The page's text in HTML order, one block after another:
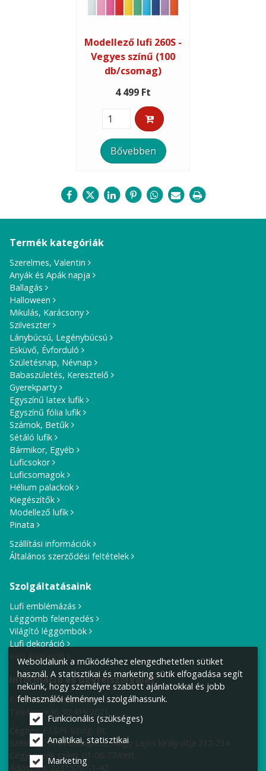
Modellező lufi 260S -
Vegyes színű (100
db/csomag)
4 499 Ft
Bővebben
Termék kategóriák
Szerelmes, Valentin
Anyák és Apák napja
Ballagás
Halloween
Mikulás, Karácsony
Szilveszter
Lánybúcsú, Legénybúcsú
Esküvő, Évforduló
Születésnap, Névnap
Babaszületés, Keresztelő
Gyerekparty
Egyszínű latex lufik
Egyszínű fólia lufik
Számok, Betűk
Sétáló lufik
Bármikor, Egyéb
Luficsokor
Luficsomagok
Hélium palackok
Kiegészítők
Modellező lufik
Pinata
Szállítási információk
Általános szerződési feltételek
Szolgáltatásaink
Lufi emblémázás
Léggömb felengedés
Világító léggömbök
Lufi dekoráció
Kérj ajánlatot!
Információ és ügyfélszolgálat
E-mail cím:info@lufiposta.hu
Telefon:+36 30 419 2621
Cégnév: F.I.S.H. Szolg. Bt.
Székhely: 1149 Budapest, Nagy Lajos király útja 212-214.
Cégjegyzék szám: 01-06-774991
Adószám: 22315797-1-42
Weboldalunk a működéshez elengedhetetlen sütiket
használ. A statisztikai és marketing sütik elfogadása segít
nekünk, hogy személyre szabott ajánlatokkal és jobb
felhasználói élménnyel szolgálhassunk.
Funkcionális (szükséges)
Analitikai, statisztikai
Marketing